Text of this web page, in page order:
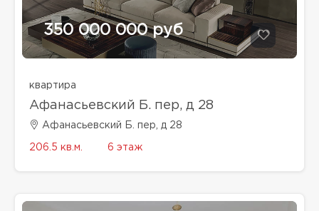
350 000 000 руб
квартира
Афанасьевский Б. пер, д 28
Афанасьевский Б. пер, д 28
206.5 кв.м. 6 этаж